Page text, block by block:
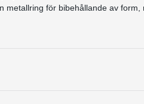
metallring för bibehållande av form,